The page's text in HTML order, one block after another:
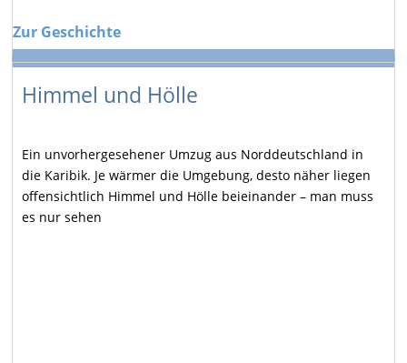
Zur Geschichte
Himmel und Hölle
Ein unvorhergesehener Umzug aus Norddeutschland in
die Karibik. Je wärmer die Umgebung, desto näher liegen
offensichtlich Himmel und Hölle beieinander – man muss
es nur sehen